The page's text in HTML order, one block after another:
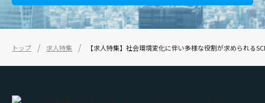
トップ 求人特集 【求人特集】社会環境変化に伴い多様な役割が求められる